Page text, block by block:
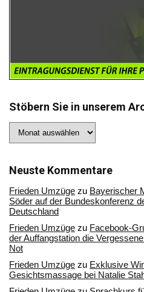
Stöbern Sie in unserem
Sie
Archiv
Neuste Kommentare
Frieden Umzüge zu Bayerischer
Söder auf der Bundeskonferenz
Deutschland
Frieden Umzüge zu Facebook-
der Auffangstation die
Not
Frieden Umzüge zu Exklusive
Gesichtsmassage bei Natalie